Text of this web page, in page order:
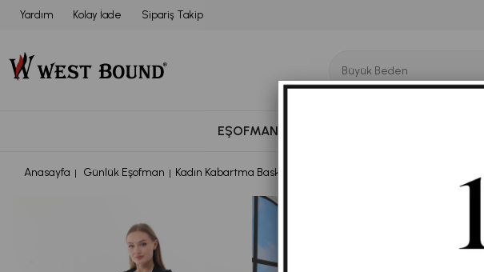
Yardım Kolay İade Sipariş Takip
EŞOFMAN TAKIMI
Anasayfa Günlük Eşofman Kadın Kabartma Baskılı Siyah Renk 3 lü Spor Takım